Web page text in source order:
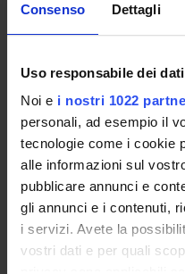
Consenso Dettagli
Uso responsabile dei dati
Noi e i nostri 1022
personali, ad esempio il
tecnologie come i cookie
alle informazioni sul
pubblicare annunci e
gli annunci e i contenuti,
i servizi. Avete la
vostri dati e per quali
Non-life insurance
mathematics
Percorso Financial
Derivatives
Stochastic control and
machine learning in